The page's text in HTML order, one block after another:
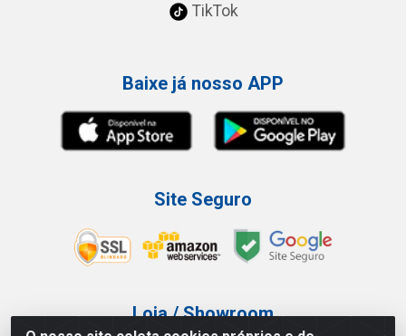
TikTok
Baixe já nosso APP
Site Seguro
Loja / Showroom